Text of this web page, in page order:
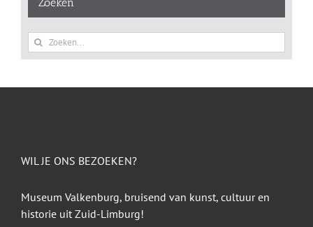
Zoeken
naar:
WIL JE ONS BEZOEKEN?
Museum Valkenburg, bruisend van kunst, cultuur en
historie uit Zuid-Limburg!